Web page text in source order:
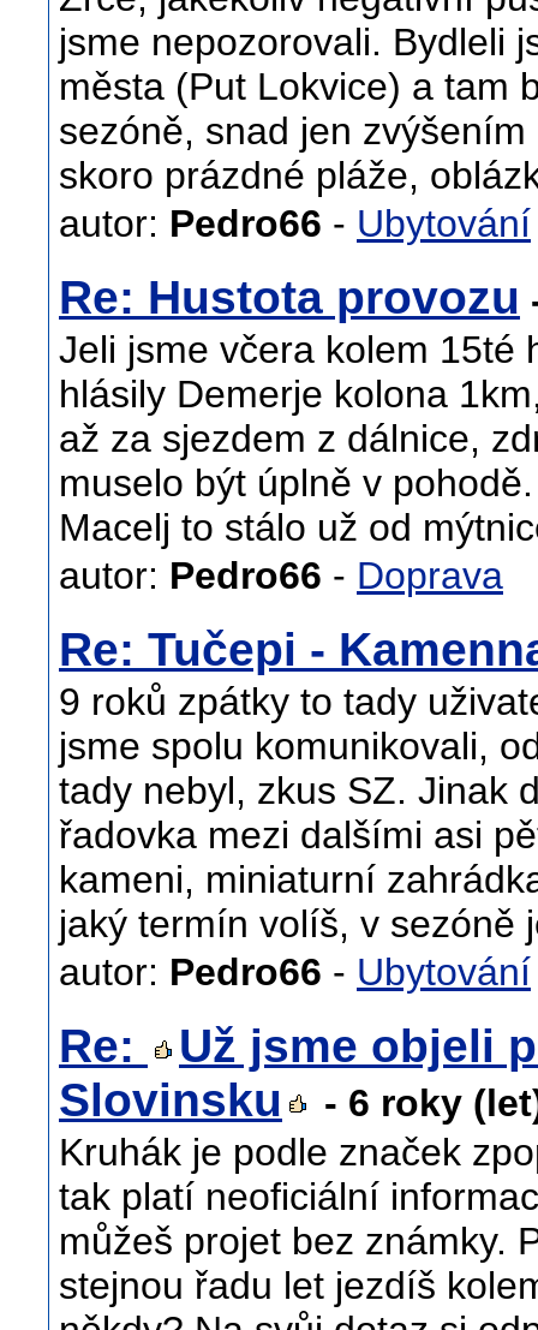
jsme nepozorovali. Bydleli
města (Put Lokvice) a tam
sezóně, snad jen
skoro prázdné pláže,
autor: Pedro66 - Ubytování
Re: Hustota provozu
Jeli jsme včera kolem 15té
hlásily Demerje kolona
až za sjezdem z dálnice,
muselo být úplně v
Macelj to stálo už od
autor: Pedro66 - Doprava
Re: Tučepi -
9 roků zpátky to tady
jsme spolu komunikovali,
tady nebyl, zkus SZ. Jinak
řadovka mezi dalšími asi
kameni, miniaturní
jaký termín volíš, v sezóně
autor: Pedro66 - Ubytování
Re:
Už jsme objeli
Slovinsku
- 6 roky
Kruhák je podle značek
tak platí neoficiální
můžeš projet bez známky.
stejnou řadu let jezdíš